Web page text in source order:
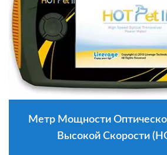
Метр Мощности
Высокой Скорости